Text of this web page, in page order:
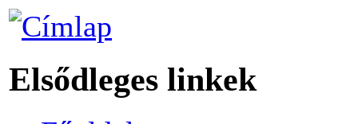
Elsődleges linkek